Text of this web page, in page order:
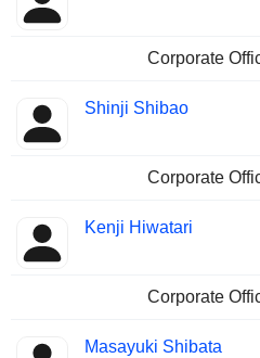
Corporate
Shinji Shibao
Corporate
Kenji Hiwatari
Corporate
Masayuki Shibata